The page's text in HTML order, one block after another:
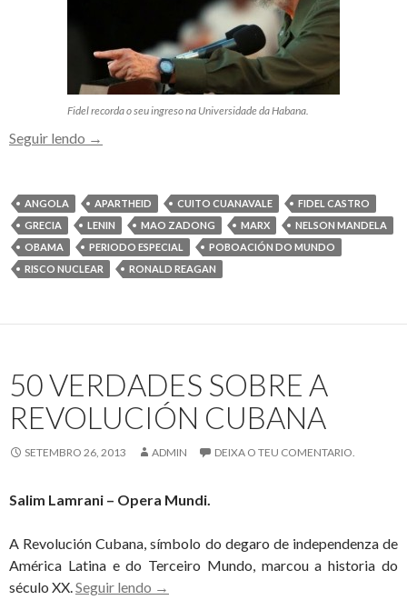
Fidel recorda o seu ingreso na Universidade da Habana.
Seguir lendo Fidel
da
Habana:
“Defenderemos
sempre
con
todos
normas
→
ANGOLA APARTHEID CUITO CUANAVALE
FIDEL CASTRO
GRECIA
LENIN MAO ZADONG MARX
NELSON MANDELA
OBAMA
PERIODO ESPECIAL
POBOACIÓN DO MUNDO
RISCO NUCLEAR
RONALD REAGAN
50 VERDADES SOBRE A
REVOLUCIÓN CUBANA
SETEMBRO 26, 2013 ADMIN DEIXA O TEU COMENTARIO.
Salim Lamrani – Opera Mundi.
A Revolución Cubana, símbolo do degaro de independenza de
América Latina e do Terceiro Mundo, marcou a historia do
século XX.Seguir lendo 50
→